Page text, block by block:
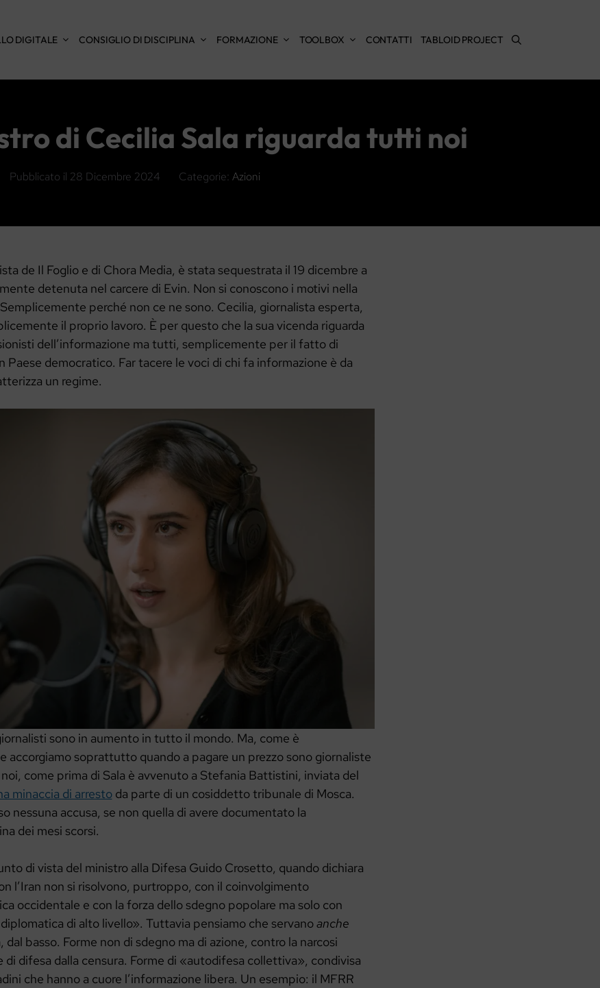
DIGITALE CONSIGLIO DI DISCIPLINA FORMAZIONE TOOLBOX CONTATTI TABLOID PROJECT
di Cecilia Sala riguarda tutti noi
Pubblicato il 28 Dicembre 2024 Categorie: Azioni
de Il Foglio e di Chora Media, è stata sequestrata il 19 dicembre a
detenuta nel carcere di Evin. Non si conoscono i motivi nella
perché non ce ne sono. Cecilia, giornalista esperta,
il proprio lavoro. È per questo che la sua vicenda riguarda
dell’informazione ma tutti, semplicemente per il fatto di
Paese democratico. Far tacere le voci di chi fa informazione è da
un regime.
sono in aumento in tutto il mondo. Ma, come è
accorgiamo soprattutto quando a pagare un prezzo sono giornaliste
come prima di Sala è avvenuto a Stefania Battistini, inviata del
minaccia di arrestoda parte di un cosiddetto tribunale di Mosca.
nessuna accusa, se non quella di avere documentato la
dei mesi scorsi.
di vista del ministro alla Difesa Guido Crosetto, quando dichiara
l’Iran non si risolvono, purtroppo, con il coinvolgimento
occidentale e con la forza dello sdegno popolare ma solo con
di alto livello». Tuttavia pensiamo che servanoanche
basso. Forme non di sdegno ma di azione, contro la narcosi
di difesa dalla censura. Forme di «autodifesa collettiva», condivisa
che hanno a cuore l’informazione libera. Un esempio: il MFRR